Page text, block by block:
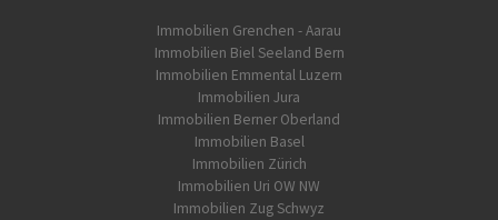
Immobilien Grenchen - Aarau
Immobilien Biel Seeland Bern
Immobilien Emmental Luzern
Immobilien Jura
Immobilien Berner Oberland
Immobilien Basel
Immobilien Zürich
Immobilien Uri OW NW
Immobilien Zug Schwyz